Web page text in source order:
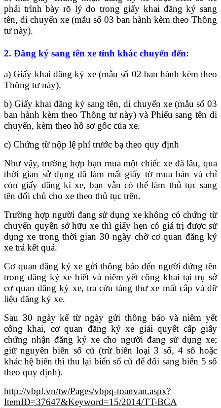
phải trình bày rõ lý do trong giấy khai đăng ký sang
tên, di chuyển xe (mẫu số 03 ban hành kèm theo Thông
tư này).
2. Đăng ký sang tên xe tỉnh khác chuyển đến:
a) Giấy khai đăng ký xe (mẫu số 02 ban hành kèm theo
Thông tư này).
b) Giấy khai đăng ký sang tên, di chuyển xe (mẫu số 03
ban hành kèm theo Thông tư này) và Phiếu sang tên di
chuyển, kèm theo hồ sơ gốc của xe.
c) Chứng từ nộp lệ phí trước bạ theo quy định
Như vậy, trường hợp bạn mua một chiếc xe đã lâu, qua
thời gian sử dụng đã làm mất giấy tờ mua bán và chỉ
còn giấy đăng kí xe, bạn vẫn có thể làm thủ tục sang
tên đổi chủ cho xe theo thủ tục trên.
Trường hợp người đang sử dụng xe không có chứng từ
chuyển quyền sở hữu xe thì giấy hẹn có giá trị được sử
dụng xe trong thời gian 30 ngày chờ cơ quan đăng ký
xe trả kết quả.
Cơ quan đăng ký xe gửi thông báo đến người đứng tên
trong đăng ký xe biết và niêm yết công khai tại trụ sở
cơ quan đăng ký xe, tra cứu tàng thư xe mất cắp và dữ
liệu đăng ký xe.
Sau 30 ngày kể từ ngày gửi thông báo và niêm yết
công khai, cơ quan đăng ký xe giải quyết cấp giấy
chứng nhận đăng ký xe cho người đang sử dụng xe;
giữ nguyên biển số cũ (trừ biển loại 3 số, 4 số hoặc
khác hệ biển thì thu lại biển số cũ để đổi sang biển 5 số
theo quy định).
http://vbpl.vn/tw/Pages/vbpq-toanvan.aspx?
ItemID=37647&Keyword=15/2014/TT-BCA